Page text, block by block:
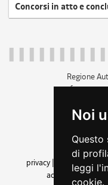
Noi
Questo
di
leggi
cookie.
Concorsi in atto e
Regione
c.f.
privacy
cookie |note
accessibilità|